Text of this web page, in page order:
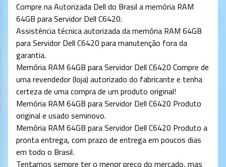
Compre na Autorizada Dell do Brasil a memória RAM
64GB para Servidor Dell C6420.
Assistência técnica autorizada da memória RAM 64GB
para Servidor Dell C6420 para manutenção fora da
garantia.
Memória RAM 64GB para Servidor Dell C6420 Compre de
uma revendedor (loja) autorizado do fabricante e tenha
certeza de uma compra de um produto original!
Memória RAM 64GB para Servidor Dell C6420 Produto
original e usado seminovo.
Memória RAM 64GB para Servidor Dell C6420 Produto a
pronta entrega, com prazo de entrega em poucos dias
em todo o Brasil.
Tentamos sempre ter o menor preço do mercado, mas